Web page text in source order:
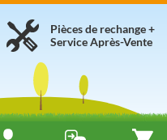
Pièces de rechange +
Service Après-Vente